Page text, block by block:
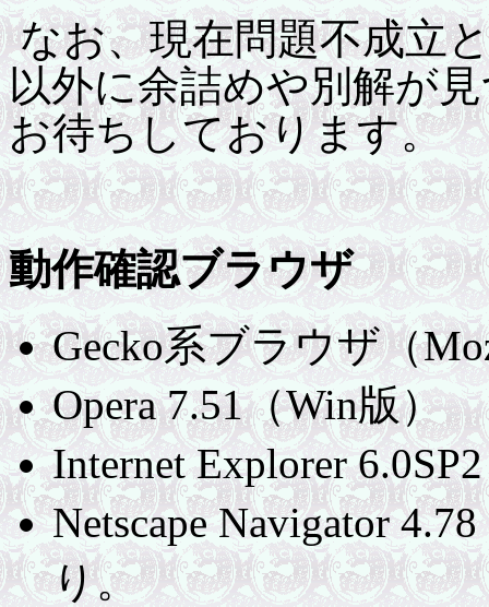
なお、現在問題不成立
以外に余詰めや別解が
お待ちしております。
動作確認ブラウザ
Gecko系ブラウザ（
Opera 7.51（Win版）
Internet Explorer
Netscape Navigator
り。